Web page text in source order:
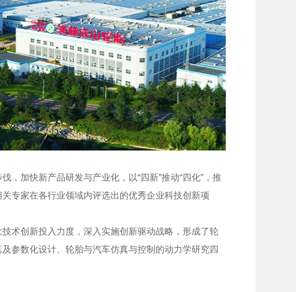
加快新产品研发与产业化，以“四新”推动“四化”，推
专家在各行业领域内评选出的优秀企业科技创新项
创新投入力度，深入实施创新驱动战略，形成了轮
参数化设计、轮胎与汽车仿真与控制的动力学研究四